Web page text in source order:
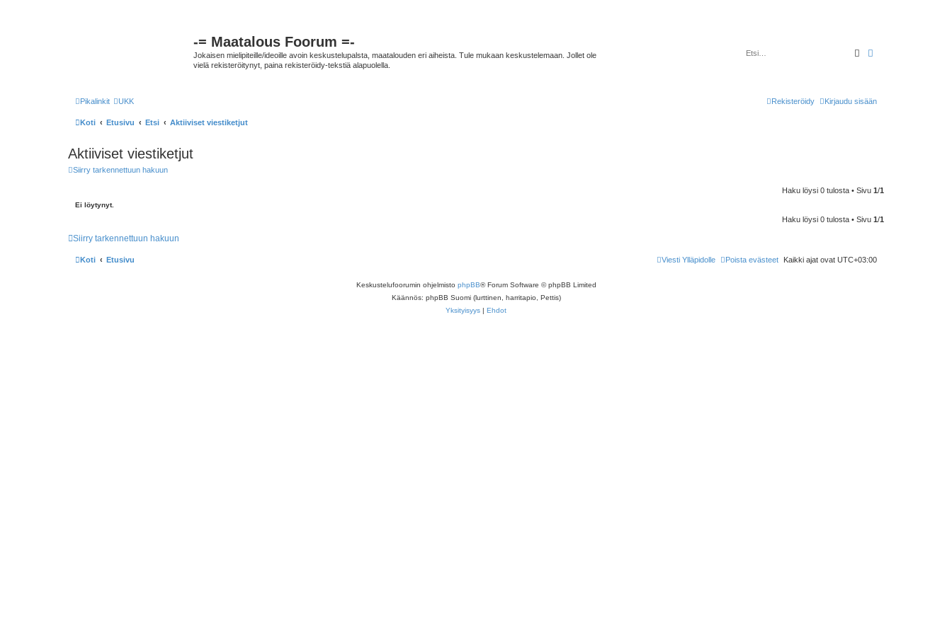
-= Maatalous Foorum =-
Jokaisen mielipiteille/ideoille avoin keskustelupalsta, maatalouden eri aiheista. Tule mukaan keskustelemaan. Jollet ole
vielä rekisteröitynyt, paina rekisteröidy-tekstiä alapuolella.
Etsi
Pikalinkit UKK Kirjaudu sisään
Rekisteröidy
Koti Etusivu Etsi Aktiiviset viestiketjut
Aktiiviset viestiketjut
Siirry tarkennettuun hakuun
Haku löysi 0 tulosta • Sivu 1/1
Ei löytynyt.
Haku löysi 0 tulosta • Sivu 1/1
Siirry tarkennettuun hakuun
Koti Etusivu Kaikki ajat ovat UTC+03:00
Poista evästeet
Viesti Ylläpidolle
Keskustelufoorumin ohjelmisto phpBB® Forum Software © phpBB Limited
Käännös: phpBB Suomi (lurttinen, harritapio, Pettis)
Yksityisyys | Ehdot